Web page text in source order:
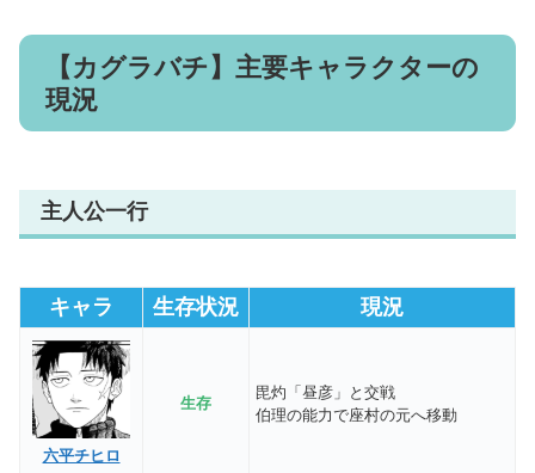
【カグラバチ】主要キャラクターの
現況
主人公一行
キャラ 生存状況 現況
六平チヒロ
生存
毘灼「昼彦」と交戦
伯理の能力で座村の元へ移動